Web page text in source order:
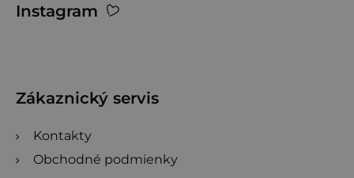
Instagram
Zákaznický servis
Kontakty
Obchodné podmienky